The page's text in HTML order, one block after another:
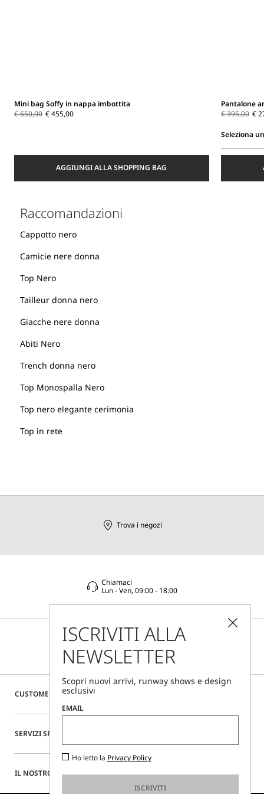
Mini bag Soffy in nappa imbottita
€ 650,00 € 455,00
AGGIUNGI ALLA SHOPPING BAG
Pantalone
€ 395,00 €
Seleziona
Raccomandazioni
Cappotto nero
Camicie nere donna
Top Nero
Tailleur donna nero
Giacche nere donna
Abiti Nero
Trench donna nero
Top Monospalla Nero
Top nero elegante cerimonia
Top in rete
CUSTOMER CARE
SERVIZI SPECIALI
IL NOSTRO SITO
Trova i negozi
Chiamaci
Lun - Ven, 09:00 - 18:00
ISCRIVITI ALLA
NEWSLETTER
Scopri nuovi arrivi, runway shows e design
esclusivi
EMAIL
Ho letto la Privacy Policy
ISCRIVITI